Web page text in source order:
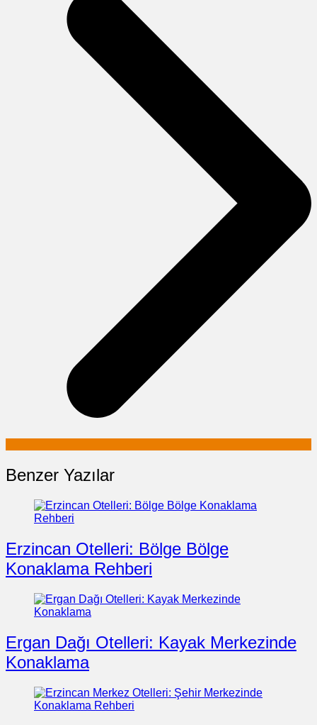
Benzer Yazılar
Erzincan Otelleri: Bölge Bölge
Konaklama Rehberi
Ergan Dağı Otelleri: Kayak Merkezinde
Konaklama